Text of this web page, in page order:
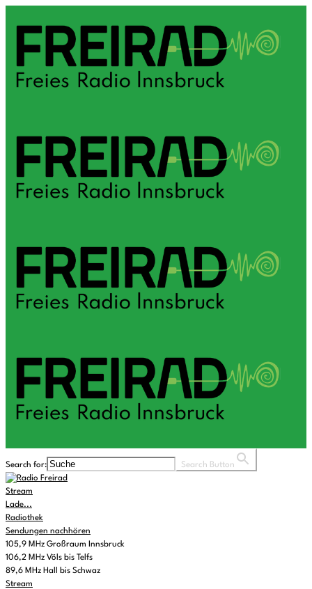
Search for: Search Button
Stream
Lade...
Radiothek
Sendungen nachhören
105,9 MHz Großraum Innsbruck
106,2 MHz Völs bis Telfs
89,6 MHz Hall bis Schwaz
Stream